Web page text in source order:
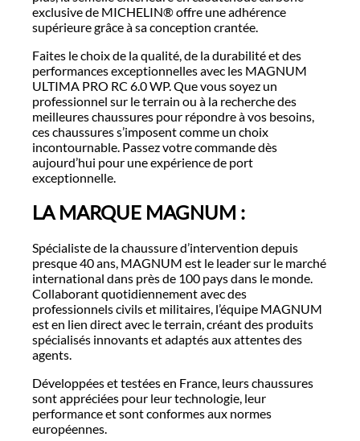
exclusive de MICHELIN® offre une adhérence
supérieure grâce à sa conception crantée.
Faites le choix de la qualité, de la durabilité et des
performances exceptionnelles avec les MAGNUM
ULTIMA PRO RC 6.0 WP. Que vous soyez un
professionnel sur le terrain ou à la recherche des
meilleures chaussures pour répondre à vos besoins,
ces chaussures s’imposent comme un choix
incontournable. Passez votre commande dès
aujourd’hui pour une expérience de port
exceptionnelle.
LA MARQUE MAGNUM :
Spécialiste de la chaussure d’intervention depuis
presque 40 ans, MAGNUM est le leader sur le marché
international dans près de 100 pays dans le monde.
Collaborant quotidiennement avec des
professionnels civils et militaires, l’équipe MAGNUM
est en lien direct avec le terrain, créant des produits
spécialisés innovants et adaptés aux attentes des
agents.
Développées et testées en France, leurs chaussures
sont appréciées pour leur technologie, leur
performance et sont conformes aux normes
européennes.